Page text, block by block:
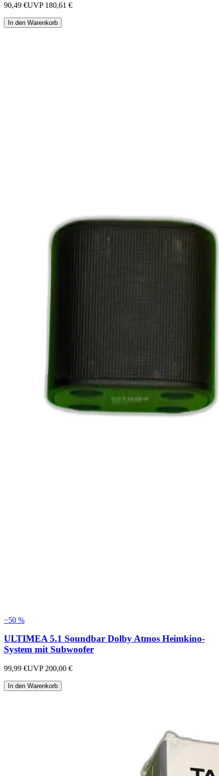
90,49 €UVP 180,61 €
In den Warenkorb
−50 %
ULTIMEA 5.1 Soundbar Dolby Atmos Heimkino-
System mit Subwoofer
99,99 €UVP 200,00 €
In den Warenkorb